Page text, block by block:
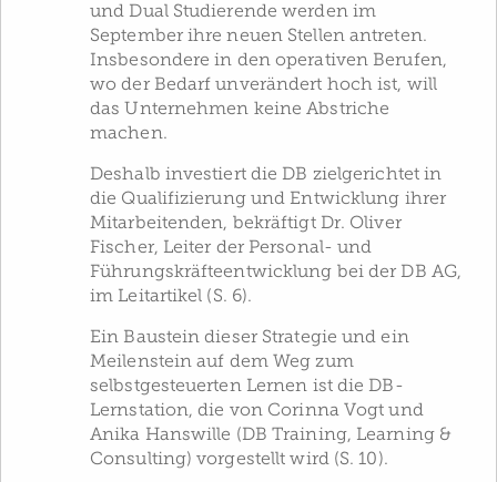
und Dual Studierende werden im
September ihre neuen Stellen antreten.
Insbesondere in den operativen Berufen,
wo der Bedarf unverändert hoch ist, will
das Unternehmen keine Abstriche
machen.
Deshalb investiert die DB zielgerichtet in
die Qualifizierung und Entwicklung ihrer
Mitarbeitenden, bekräftigt Dr. Oliver
Fischer, Leiter der Personal- und
Führungskräfteentwicklung bei der DB AG,
im Leitartikel (S. 6).
Ein Baustein dieser Strategie und ein
Meilenstein auf dem Weg zum
selbstgesteuerten Lernen ist die DB-
Lernstation, die von Corinna Vogt und
Anika Hanswille (DB Training, Learning &
Consulting) vorgestellt wird (S. 10).